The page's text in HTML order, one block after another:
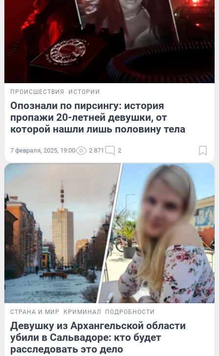
ПРОИСШЕСТВИЯ ИСТОРИИ
Опознали по пирсингу: история
пропажи 20-летней девушки, от
которой нашли лишь половину тела
7 февраля, 2025, 19:00 2 871 2
СТРАНА И МИР КРИМИНАЛ ПОДРОБНОСТИ
Девушку из Архангельской области
убили в Сальвадоре: кто будет
расследовать это дело